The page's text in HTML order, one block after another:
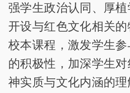
强学生政治认同、厚植
开设与红色文化相关的
校本课程，激发学生
的积极性，加深学生
神实质与文化内涵的